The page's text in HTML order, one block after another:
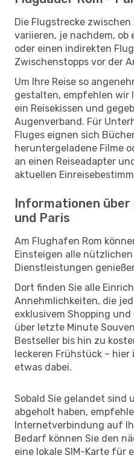
Die Flugstrecke zwischen
variieren, je nachdem, ob
oder einen indirekten
Zwischenstopps vor der
Um Ihre Reise so
gestalten, empfehlen wir
ein Reisekissen und
Augenverband. Für
Fluges eignen sich
heruntergeladene Filme
an einen Reiseadapter
aktuellen
Informationen über
und Paris
Am Flughafen Rom
Einsteigen alle
Dienstleistungen
Dort finden Sie alle
Annehmlichkeiten, die
exklusivem Shopping
über letzte Minute
Bestseller bis hin zu
leckeren Frühstück –
etwas dabei.
Sobald Sie gelandet sind
abgeholt haben,
Internetverbindung auf
Bedarf können Sie den
eine lokale SIM-Karte für